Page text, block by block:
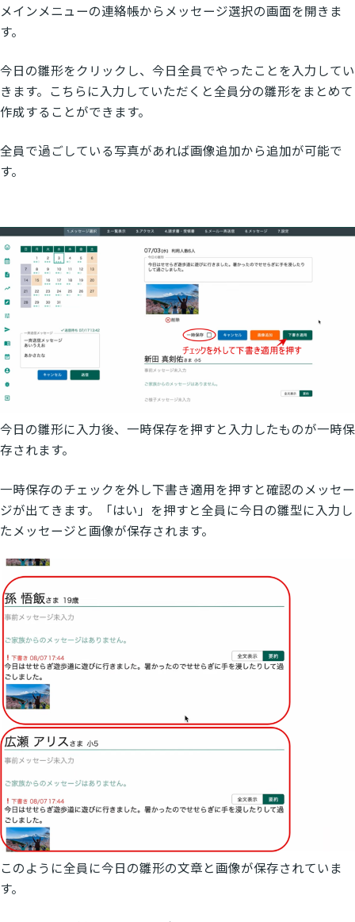
メインメニューの連絡帳からメッセージ選択の画面を開きま
す。
今日の雛形をクリックし、今日全員でやったことを入力してい
きます。こちらに入力していただくと全員分の雛形をまとめて
作成することができます。
全員で過ごしている写真があれば画像追加から追加が可能で
す。
今日の雛形に入力後、一時保存を押すと入力したものが一時保
存されます。
一時保存のチェックを外し下書き適用を押すと確認のメッセー
ジが出てきます。「はい」を押すと全員に今日の雛型に入力し
たメッセージと画像が保存されます。
このように全員に今日の雛形の文章と画像が保存されていま
す。